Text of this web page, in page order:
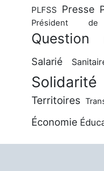
PLFSS Presse
Président
Question
Salarié
Solidarité
Territoires
Économie